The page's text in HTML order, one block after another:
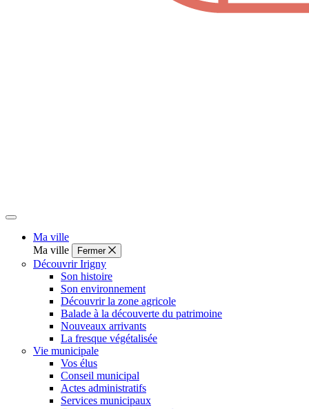
Ma ville
Ma ville
Fermer
Découvrir Irigny
Son histoire
Son environnement
Découvrir la zone agricole
Balade à la découverte du patrimoine
Nouveaux arrivants
La fresque végétalisée
Vie municipale
Vos élus
Conseil municipal
Actes administratifs
Services municipaux